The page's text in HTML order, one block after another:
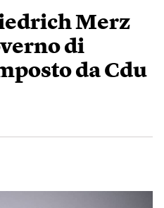
Merz
di
da Cdu